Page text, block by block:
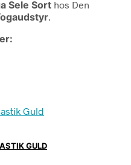
Sele Sort hos Den
.
GULD